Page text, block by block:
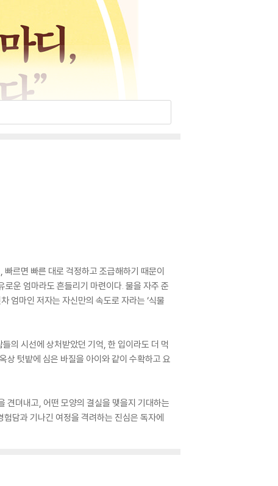
르면 빠른 대로 걱정하고 조급해하기 때문이
운 엄마라도 흔들리기 마련이다. 물을 자주 준
엄마인 저자는 자신만의 속도로 자라는 ‘식물
의 시선에 상처받았던 기억, 한 입이라도 더 먹
상 텃밭에 심은 바질을 아이와 같이 수확하고 요
견뎌내고, 어떤 모양의 결실을 맺을지 기대하는
담과 기나긴 여정을 격려하는 진심은 독자에